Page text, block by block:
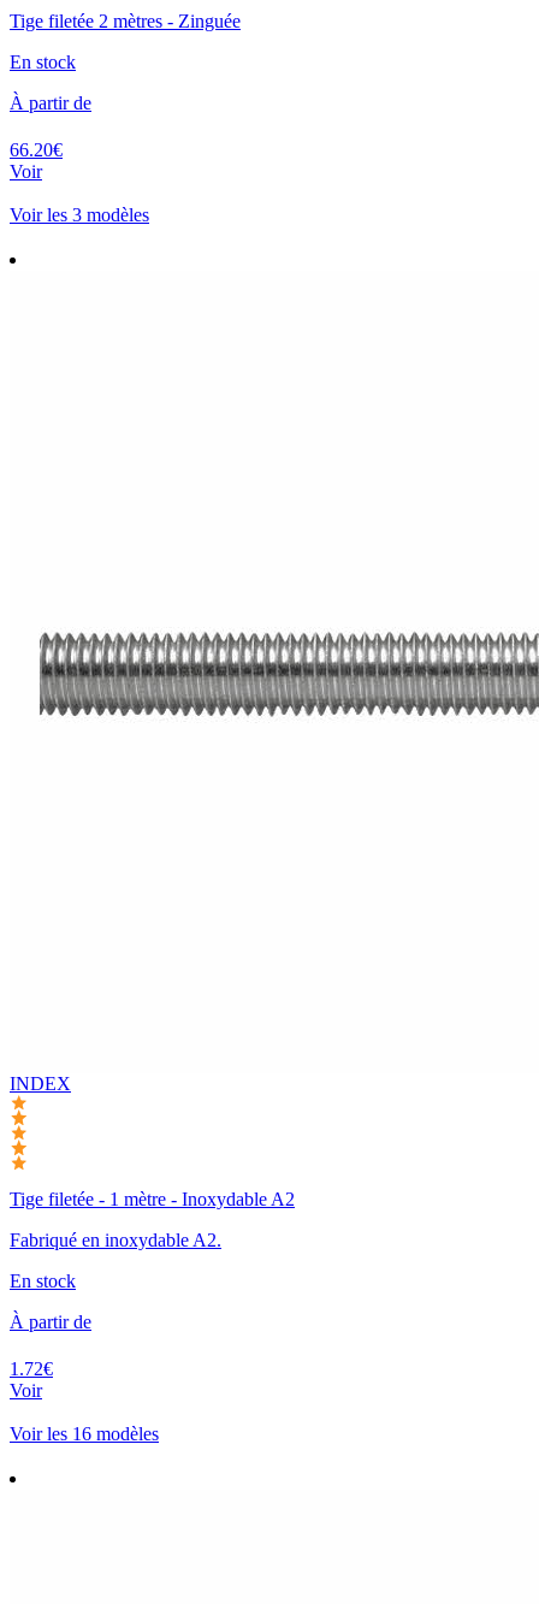
Tige filetée 2 mètres - Zinguée
En stock
À partir de
66.20€
Voir
Voir les 3 modèles
INDEX
Tige filetée - 1 mètre - Inoxydable A2
Fabriqué en inoxydable A2.
En stock
À partir de
1.72€
Voir
Voir les 16 modèles